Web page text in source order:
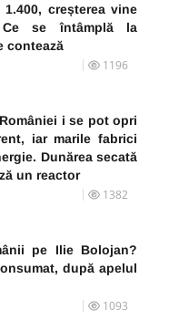
creșterea vine
se întâmplă la
contează
1196
i se pot opri
iar marile fabrici
Dunărea secată
un reactor
1382
pe Ilie Bolojan?
după apelul
1093